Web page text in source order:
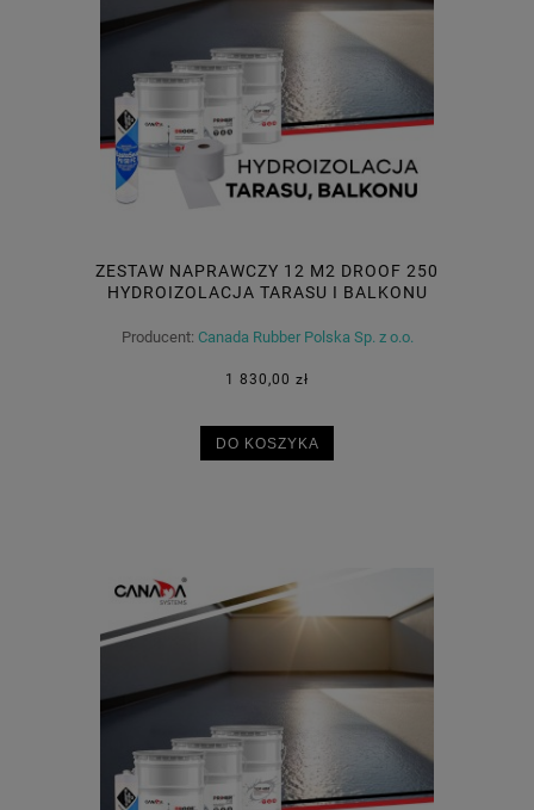
ZESTAW NAPRAWCZY 12 M2 DROOF 250
HYDROIZOLACJA TARASU I BALKONU
Producent: Canada Rubber Polska Sp. z o.o.
1 830,00 zł
DO KOSZYKA